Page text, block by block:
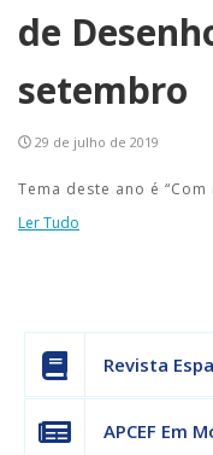
de
setembro
29 de julho de 2019
Tema deste ano é
Ler Tudo
Revista
APCEF Em